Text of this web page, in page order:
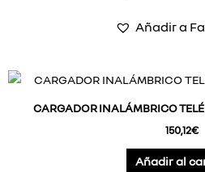
Añadir a
CARGADOR INALÁMBRICO
150,12€
Añadir al